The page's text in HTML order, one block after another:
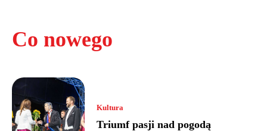
Co nowego
Kultura
Triumf pasji nad pogodą